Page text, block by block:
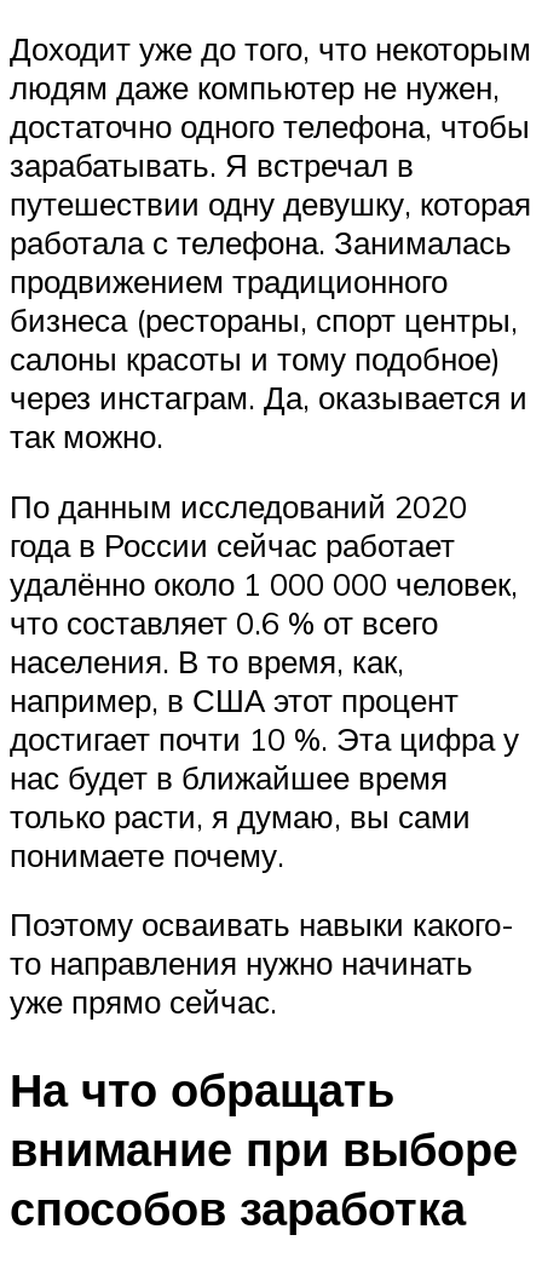
Доходит уже до того, что некоторым
людям даже компьютер не нужен,
достаточно одного телефона, чтобы
зарабатывать. Я встречал в
путешествии одну девушку, которая
работала с телефона. Занималась
продвижением традиционного
бизнеса (рестораны, спорт центры,
салоны красоты и тому подобное)
через инстаграм. Да, оказывается и
так можно.
По данным исследований 2020
года в России сейчас работает
удалённо около 1 000 000 человек,
что составляет 0.6 % от всего
населения. В то время, как,
например, в США этот процент
достигает почти 10 %. Эта цифра у
нас будет в ближайшее время
только расти, я думаю, вы сами
понимаете почему.
Поэтому осваивать навыки какого-
то направления нужно начинать
уже прямо сейчас.
На что обращать
внимание при выборе
способов заработка